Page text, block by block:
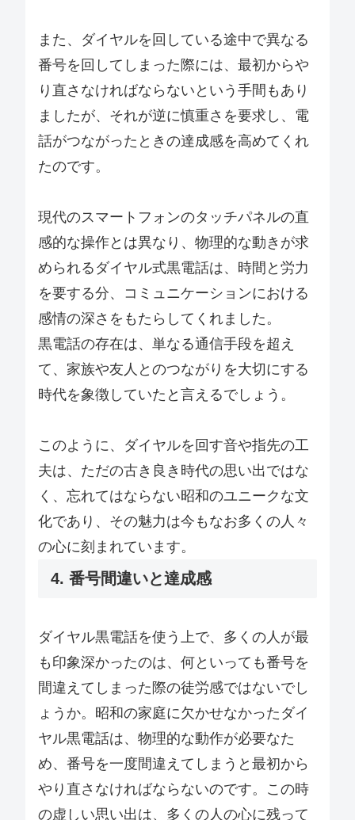
また、ダイヤルを回している途中で異なる
番号を回してしまった際には、最初からや
り直さなければならないという手間もあり
ましたが、それが逆に慎重さを要求し、電
話がつながったときの達成感を高めてくれ
たのです。
現代のスマートフォンのタッチパネルの直
感的な操作とは異なり、物理的な動きが求
められるダイヤル式黒電話は、時間と労力
を要する分、コミュニケーションにおける
感情の深さをもたらしてくれました。
黒電話の存在は、単なる通信手段を超え
て、家族や友人とのつながりを大切にする
時代を象徴していたと言えるでしょう。
このように、ダイヤルを回す音や指先の工
夫は、ただの古き良き時代の思い出ではな
く、忘れてはならない昭和のユニークな文
化であり、その魅力は今もなお多くの人々
の心に刻まれています。
4. 番号間違いと達成感
ダイヤル黒電話を使う上で、多くの人が最
も印象深かったのは、何といっても番号を
間違えてしまった際の徒労感ではないでし
ょうか。昭和の家庭に欠かせなかったダイ
ヤル黒電話は、物理的な動作が必要なた
め、番号を一度間違えてしまうと最初から
やり直さなければならないのです。この時
の虚しい思い出は、多くの人の心に残って